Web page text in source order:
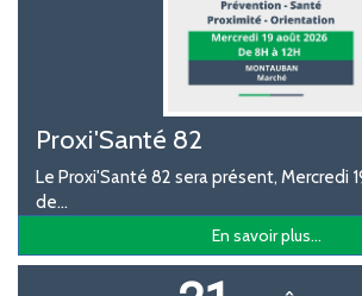
Proxi'Santé 82
Le Proxi'Santé 82 sera présent, Mercredi
de...
En savoir plus...